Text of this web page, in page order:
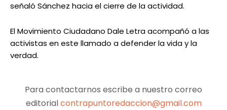
señaló Sánchez hacia el cierre de la actividad.
El Movimiento Ciudadano Dale Letra acompañó a las
activistas en este llamado a defender la vida y la
verdad.
Para contactarnos escribe a nuestro correo
editorialcontrapuntoredaccion@gmail.com